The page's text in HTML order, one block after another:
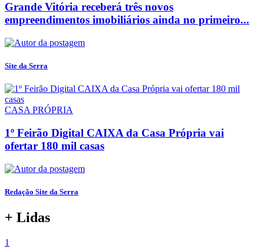
Grande Vitória receberá três novos
empreendimentos imobiliários ainda no primeiro...
Site da Serra
CASA PRÓPRIA
1º Feirão Digital CAIXA da Casa Própria vai
ofertar 180 mil casas
Redação Site da Serra
+ Lidas
1